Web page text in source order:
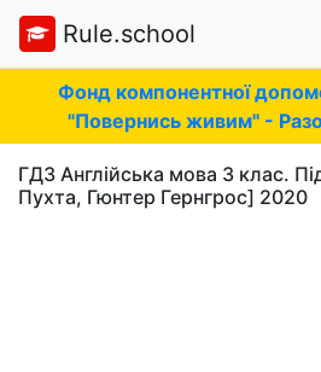
Rule.school
Фонд компонентної
"Повернись живим" -
ГДЗ Англійська мова 3 клас.
Пухта, Гюнтер Гернгрос] 2020